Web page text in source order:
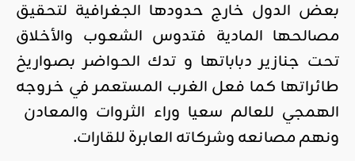
بعض الدول خارج حدودها الجغرافية لتحقيق
مصالحها المادية فتدوس الشعوب والأخلاق
تحت جنازير دباباتها و تدك الحواضر بصواريخ
طائراتها كما فعل الغرب المستعمر في خروجه
الهمجي للعالم سعيا وراء الثروات والمعادن
ونهم مصانعه وشركاته العابرة للقارات.